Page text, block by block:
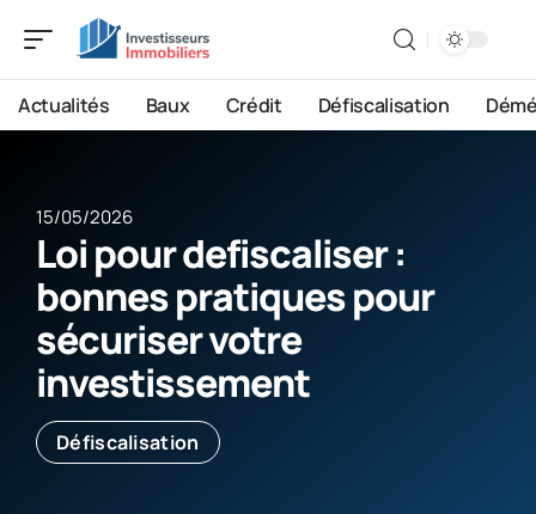
Actualités Baux Crédit Défiscalisation
15/05/2026
Loi pour defiscaliser :
bonnes pratiques pour
sécuriser votre
investissement
Défiscalisation